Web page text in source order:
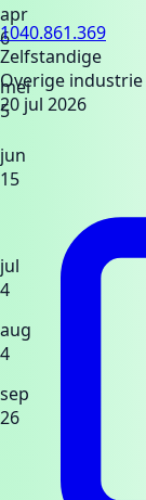
apr
6
mei
5
jun
15
jul
4
aug
4
sep
26
1040.861.369
Zelfstandige
Overige industrie
20 jul 2026